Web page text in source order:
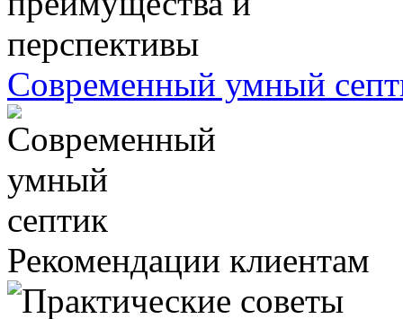
Современный умный
Рекомендации клиентам